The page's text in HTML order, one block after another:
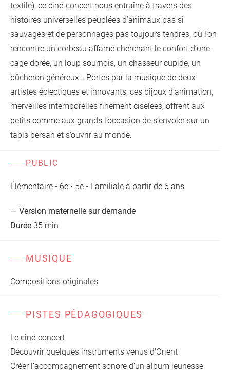
textile), ce ciné-concert nous entraîne à travers des
histoires universelles peuplées d’animaux pas si
sauvages et de personnages pas toujours tendres, où l’on
rencontre un corbeau affamé cherchant le confort d’une
cage dorée, un loup sournois, un chasseur cupide, un
bûcheron généreux… Portés par la musique de deux
artistes éclectiques et innovants, ces bijoux d’animation,
merveilles intemporelles finement ciselées, offrent aux
petits comme aux grands l’occasion de s’envoler sur un
tapis persan et s’ouvrir au monde.
PUBLIC
Élémentaire • 6e • 5e • Familiale à partir de 6 ans
— Version maternelle sur demande
Durée 35 min
MUSIQUE
Compositions originales
PISTES PÉDAGOGIQUES
Le ciné-concert
Découvrir quelques instruments venus d'Orient
Créer l’accompagnement sonore d’un album jeunesse